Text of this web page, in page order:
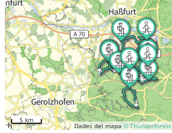
Dades del mapa© Thunderforest
5 km